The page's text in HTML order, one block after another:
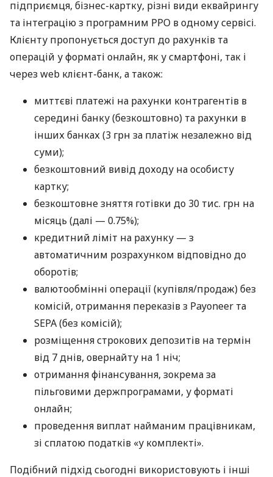
підприємця, бізнес-картку, різні види еквайрингу
та інтеграцію з програмним РРО в одному сервісі.
Клієнту пропонується доступ до рахунків та
операцій у форматі онлайн, як у смартфоні, так і
через web клієнт-банк, а також:
миттєві платежі на рахунки контрагентів в
середині банку (безкоштовно) та рахунки в
інших банках (3 грн за платіж незалежно від
суми);
безкоштовний вивід доходу на особисту
картку;
безкоштовне зняття готівки до 30 тис. грн на
місяць (далі — 0.75%);
кредитний ліміт на рахунку — з
автоматичним розрахунком відповідно до
оборотів;
валютообмінні операції (купівля/продаж) без
комісій, отримання переказів з Payoneer та
SEPA (без комісій);
розміщення строкових депозитів на термін
від 7 днів, овернайту на 1 ніч;
отримання фінансування, зокрема за
пільговими держпрограмами, у форматі
онлайн;
проведення виплат найманим працівникам,
зі сплатою податків «у комплекті».
Подібний підхід сьогодні використовують і інші